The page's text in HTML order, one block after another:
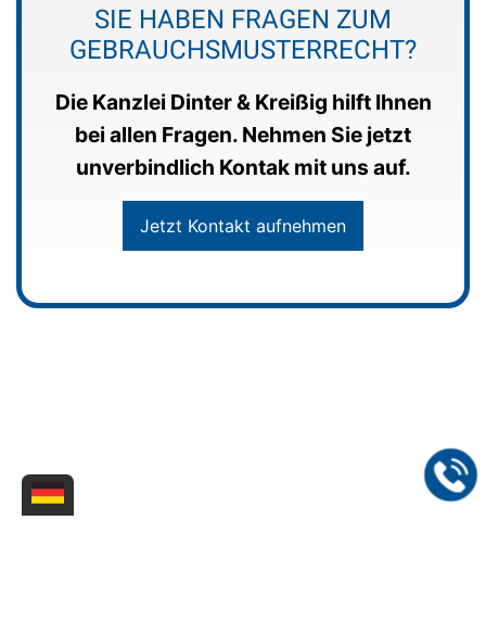
SIE HABEN FRAGEN ZUM
GEBRAUCHSMUSTERRECHT?
Die Kanzlei Dinter & Kreißig hilft Ihnen
bei allen Fragen. Nehmen Sie jetzt
unverbindlich Kontak mit uns auf.
Jetzt Kontakt aufnehmen